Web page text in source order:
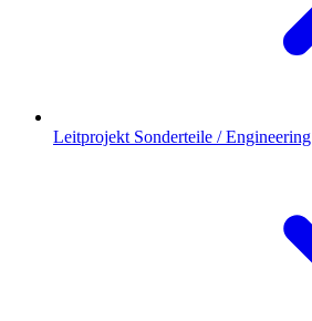
Leitprojekt Sonderteile / Engineering